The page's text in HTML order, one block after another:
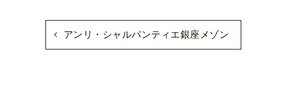
アンリ・シャルパンティエ銀座メゾン